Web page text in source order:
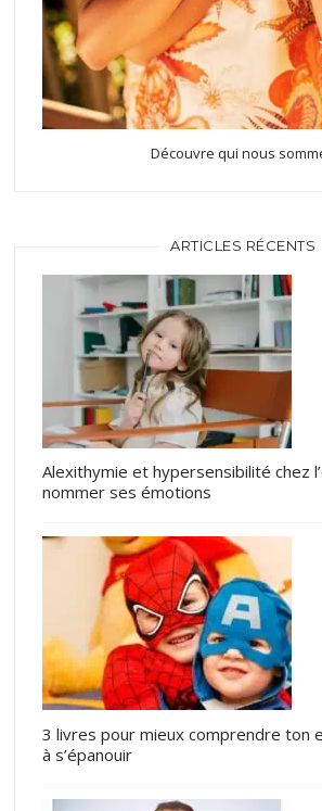
Découvre qui nous
ARTICLES RÉCENTS
Alexithymie et hypersensibilité chez
nommer ses émotions
3 livres pour mieux comprendre ton
à s’épanouir